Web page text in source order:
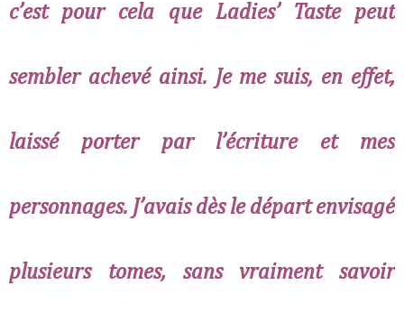
c’est pour cela que Ladies’ Tastepeut
sembler achevé ainsi. Je me suis, en effet,
laissé porter par l’écriture et mes
personnages. J’avais dès le départ envisagé
plusieurs tomes, sans vraiment savoir